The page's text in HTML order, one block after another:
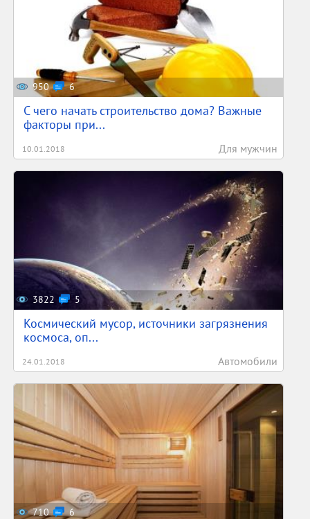
950 6
С чего начать строительство дома? Важные
факторы при...
10.01.2018 Для мужчин
3822 5
Космический мусор, источники загрязнения
космоса, оп...
24.01.2018 Автомобили
710 6